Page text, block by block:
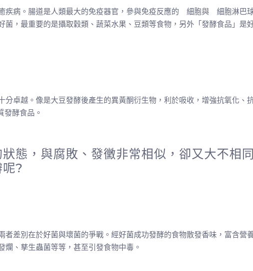
疾病。腸道是人類最大的免疫器官，參與免疫反應的 細胞與 細胞淋巴
，最重要的是攝取穀類、蔬菜水果、豆類等食物，另外「發酵食品」是
卓越。像是大豆發酵後產生的異黃酮衍生物，利於吸收，增強抗氧化、
發酵食品。
態，與腐敗、發黴非常相似，卻又大不相
?
差別在於好菌與壞菌的爭戰。經好菌成功發酵的食物散發香味，富含營
、孳生蟲菌等等，甚至引發食物中毒。